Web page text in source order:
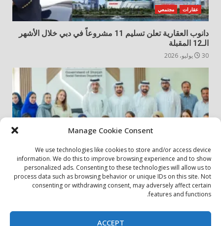
Manage Cookie Consent
We use technologies like cookies to store and/or access device
information. We do this to improve browsing experience and to show
personalized ads. Consenting to these technologies will allow us to
process data such as browsing behavior or unique IDs on this site. Not
consenting or withdrawing consent, may adversely affect certain
features and functions.
ACCEPT
عقارات مجتمعي
دانوب العقارية تعلن تسليم 11 مشروعاً في دبي خلال الأشهر
الـ12 المقبلة
30 يوليو، 2026
أخبار المجتمع مجتمعي
الشارقة لإدارة الأصول تنظم زيارة إلى دار رعاية المسنين